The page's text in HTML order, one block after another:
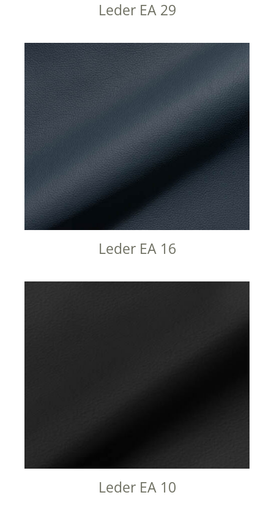
Leder EA 29
Leder EA 16
Leder EA 10